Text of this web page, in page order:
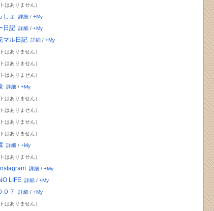
はありません）
しょ 詳細/ +My
日記 詳細/ +My
マル日記 詳細/ +My
はありません）
はありません）
はありません）
詳細/ +My
はありません）
はありません）
はありません）
はありません）
詳細/ +My
はありません）
詳細/ +My
LIFE 詳細/ +My
０７ 詳細/ +My
はありません）